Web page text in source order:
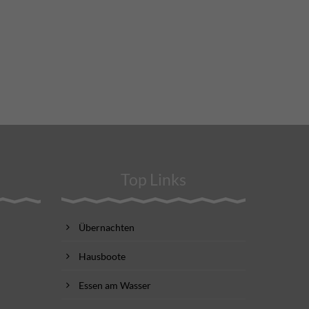
Top Links
Übernachten
Hausboote
Essen am Wasser